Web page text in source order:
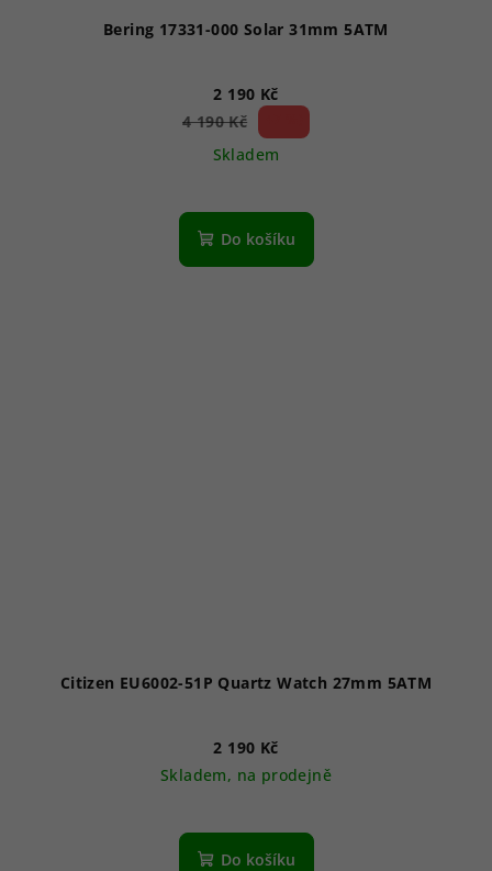
Bering 17331-000 Solar 31mm 5ATM
2 190 Kč
4 190 Kč
Skladem
Do košíku
Citizen EU6002-51P Quartz Watch 27mm 5ATM
2 190 Kč
Skladem, na prodejně
Do košíku